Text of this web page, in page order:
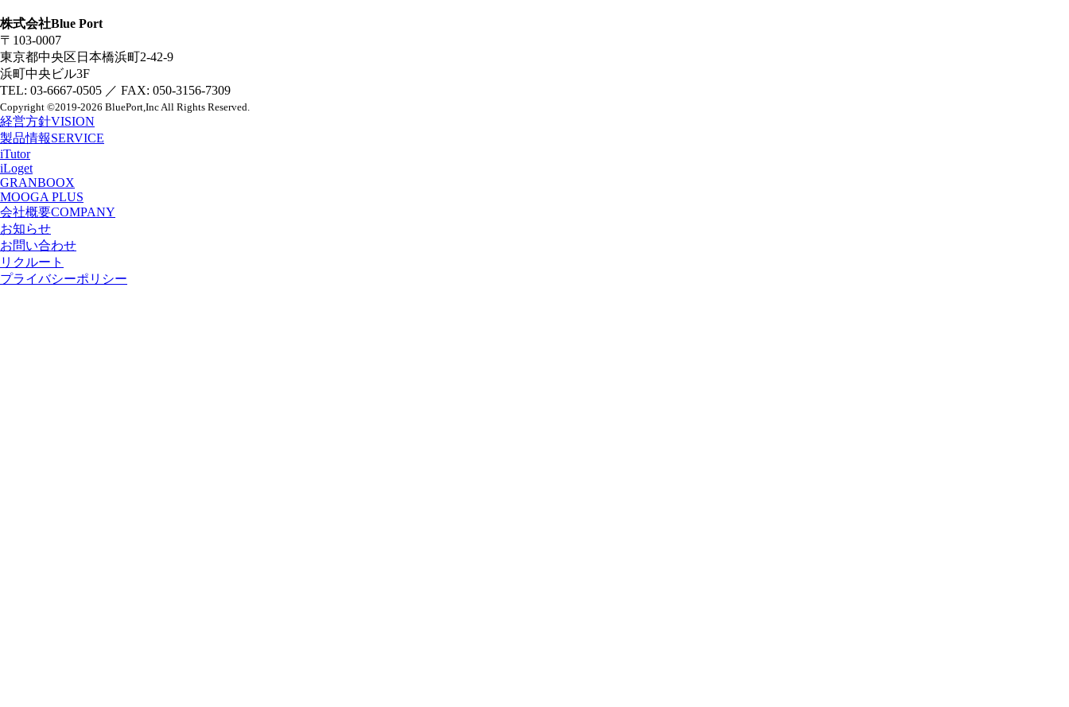
株式会社Blue Port
〒103-0007
東京都中央区日本橋浜町2-42-9
浜町中央ビル3F
TEL: 03-6667-0505 ／ FAX: 050-3156-7309
Copyright ©2019-2026 BluePort,IncAll Rights Reserved.
経営方針VISION
製品情報SERVICE
iTutor
iLoget
GRANBOOX
MOOGA PLUS
会社概要COMPANY
お知らせ
お問い合わせ
リクルート
プライバシーポリシー